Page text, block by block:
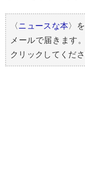
〈ニュースな本〉
メールで届きます
クリックしてくださ